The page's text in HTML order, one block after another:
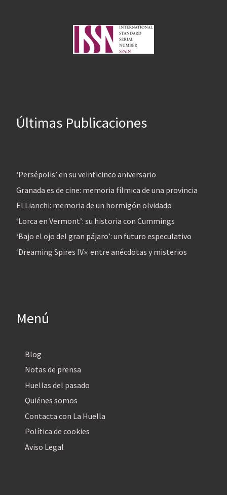
Últimas Publicaciones
‘Persépolis’ en su veinticinco aniversario
Granada es de cine: memoria fílmica de una provincia
El Lianchi: memoria de un hormigón olvidado
‘Lorca en Vermont’: su historia con Cummings
‘Bajo el ojo del gran pájaro’: un futuro especulativo
‘Dreaming Spires IV»: entre anécdotas y misterios
Menú
Blog
Notas de prensa
Huellas del pasado
Quiénes somos
Contacta con La Huella
Política de cookies
Aviso Legal